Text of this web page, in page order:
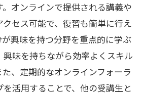
る！通信講座の時間管理術
イルに合わせた柔軟な学習プ
学習のメリットとデメリット
びを最大化するツールの選び
オンラインで提供される講義や
セス可能で、復習も簡単に行え
興味を持つ分野を重点的に学ぶ
興味を持ちながら効率よくスキル
、定期的なオンラインフォーラ
活用することで、他の受講生と